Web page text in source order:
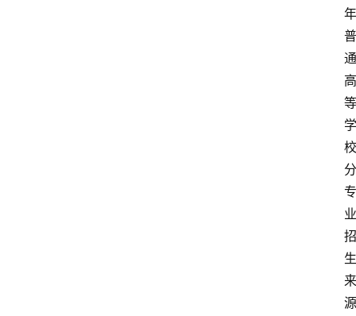
年
普
通
高
等
学
校
分
专
业
招
生
来
源